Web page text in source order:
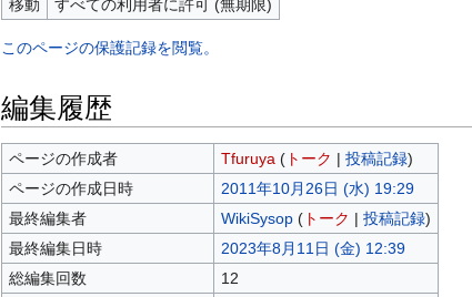
移動
すべての利用者に許可 (無期限)
このページの保護記録を閲覧。
編集履歴
ページの作成者 Tfuruya (トーク | 投稿記録)
ページの作成日時
2011年10月26日 (水) 19:29
最終編集者
WikiSysop (トーク | 投稿記録)
最終編集日時
2023年8月11日 (金) 12:39
総編集回数
12